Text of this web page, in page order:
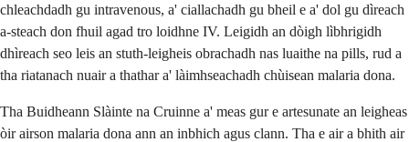
chleachdadh gu intravenous, a' ciallachadh gu bheil e a' dol gu dìreach
a-steach don fhuil agad tro loidhne IV. Leigidh an dòigh lìbhrigidh
dhìreach seo leis an stuth-leigheis obrachadh nas luaithe na pills, rud a
tha riatanach nuair a thathar a' làimhseachadh chùisean malaria dona.
Tha Buidheann Slàinte na Cruinne a' meas gur e artesunate an leigheas
òir airson malaria dona ann an inbhich agus clann. Tha e air a bhith air